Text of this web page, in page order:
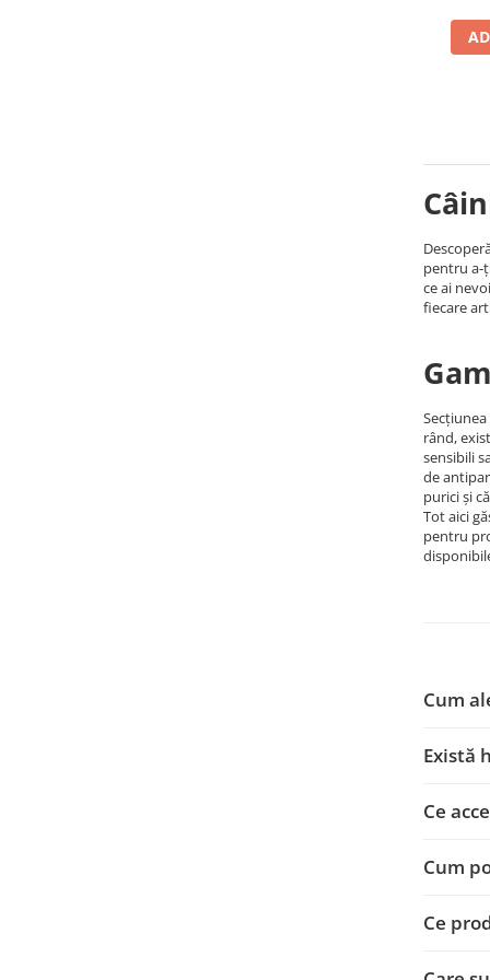
pentru a-
ce ai
fiecare
rând,
sensibili
de
purici și
Tot aici
pentru
Cum
Există
Ce
Cum
Ce